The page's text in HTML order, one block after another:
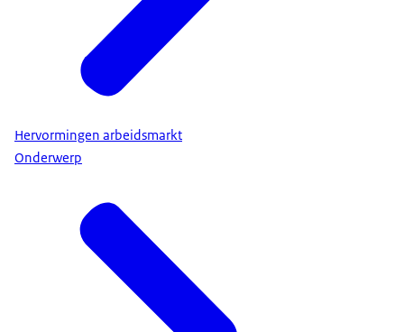
Hervormingen arbeidsmarkt
Onderwerp